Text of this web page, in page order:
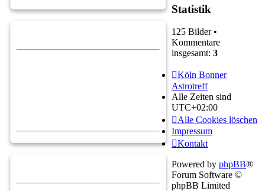
Statistik
125 Bilder •
Kommentare
insgesamt: 3
Köln Bonner
Astrotreff
Alle Zeiten sind
UTC+02:00
Alle Cookies löschen
Impressum
Kontakt
Powered by phpBB®
Forum Software ©
phpBB Limited